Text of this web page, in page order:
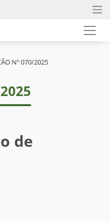
Nº 070/2025
de